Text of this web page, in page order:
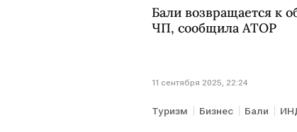
Бали возвращается к
ЧП, сообщила АТОР
11 сентября 2025, 22:24
Туризм Бизнес Бали